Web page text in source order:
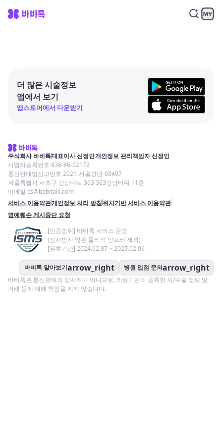
더 많은 시술정보
앱에서 보기
앱스토어에서 다운받기
주식회사 바비톡대표이사 신정인개인정보 관리책임자 신정인
사업자등록번호 836-86-02172
통신판매업신고번호 2021-서울강남-03497
서울특별시 서초구 강남대로 363 363강남타워 11층
이메일 cs@babitalk.com
서비스 이용약관개인정보 처리 방침위치기반 서비스 이용약관
명예훼손 게시중단 요청
[인증범위] 바비톡 서비스 운영
(심사받지 않은 물리적 인프라 제외)
[유효기간] 2024.02.07 ~ 2027.02.06
바비톡 알아보기arrow_right 병원 입점 문의arrow_right
바비톡은 통신판매의 당사자가 아니므로, 의료기관이 등록한 시/수술 정보 및
거래 등에 대해 책임을 지지 않습니다.